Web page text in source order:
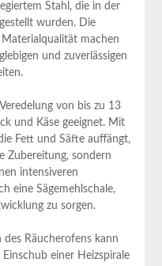
Stahl, die in der
wurden. Die
machen
und zuverlässigen
von bis zu 13
und Käse geeignet. Mit
‍Fett und Säfte auffängt,
Zubereitung, sondern
‌intensiveren‌
eine Sägemehlschale,
zu sorgen.
des Räucherofens kann
einer Heizspirale‌